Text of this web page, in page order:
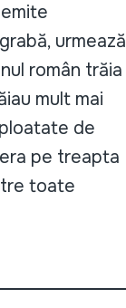
urmează
român trăia
mult mai
de
pe treapta
toate